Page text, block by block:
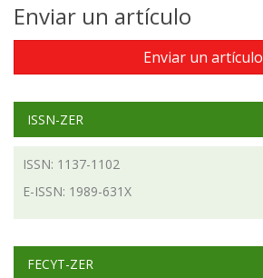
Enviar un artículo
Enviar un artículo
ISSN-ZER
ISSN: 1137-1102
E-ISSN: 1989-631X
FECYT-ZER